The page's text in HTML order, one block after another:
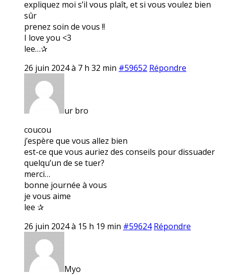
expliquez moi s’il vous plaît, et si vous voulez bien
sûr
prenez soin de vous !!
I love you <3
lee…✰
26 juin 2024 à 7 h 32 min #59652 Répondre
ur bro
coucou
j’espère que vous allez bien
est-ce que vous auriez des conseils pour dissuader
quelqu’un de se tuer?
merci…
bonne journée à vous
je vous aime
lee ✰
26 juin 2024 à 15 h 19 min #59624 Répondre
Myo